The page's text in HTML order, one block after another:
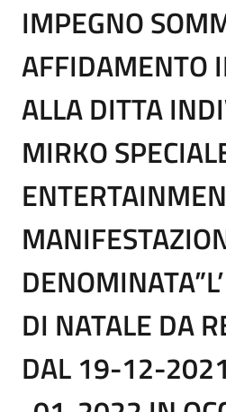
IMPEGNO
AFFIDAMENTO
ALLA DITTA
MIRKO
DI NATALE DA
DAL 19-12-